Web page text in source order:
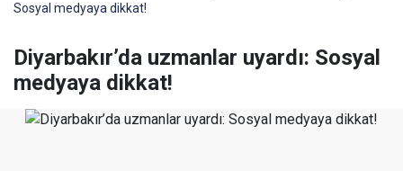
Sosyal medyaya dikkat!
Diyarbakır’da uzmanlar uyardı: Sosyal
medyaya dikkat!